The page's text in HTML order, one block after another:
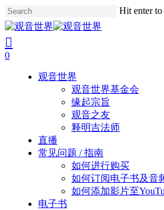
Skip
to
main
content
Hit enter to
Close
Search
search
account
0
观音世界
观音世界基金会
缘起宗旨
观音之友
释明吉法师
直播
常见问题 / 指南
如何进行购买
如何订阅电子书及音
如何添加影片至
电子书